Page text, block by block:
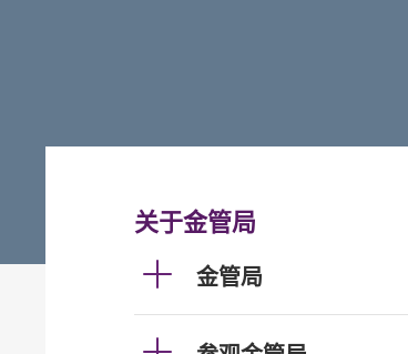
关于金管局
金管局